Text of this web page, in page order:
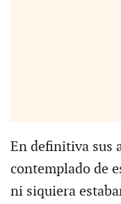
En definitiva sus
contemplado de
ni siquiera